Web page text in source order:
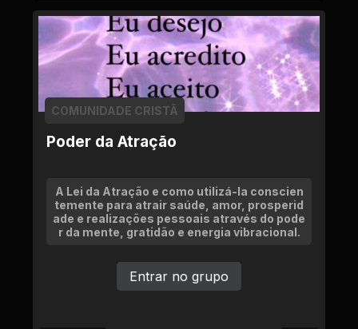
Poder da Atração
COMUNIDADE CRISTÃ
A Lei da Atração e como utilizá-la conscien
temente para atrair saúde, amor, prosperid
ade e realizações pessoais através do pode
r da mente, gratidão e energia vibracional.
Entrar no grupo